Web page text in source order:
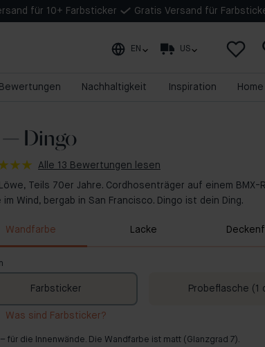
für 10+ Farbsticker Gratis Versand für
EN US
Bewertungen Nachhaltigkeit Inspiration
Dingo
Alle 13 Bewertungen lesen
Löwe, Teils 70er Jahre. Cordhosenträger auf einem BMX-
im Wind, bergab in San Francisco. Dingo ist dein Ding.
Wandfarbe Lacke
Farbsticker Probeflasche (1
Was sind Farbsticker?
für die Innenwände. Die Wandfarbe ist matt (Glanzgrad 7).